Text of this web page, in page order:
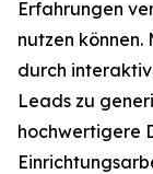
Erfahrungen
nutzen
durch
Leads zu
hochwertigere